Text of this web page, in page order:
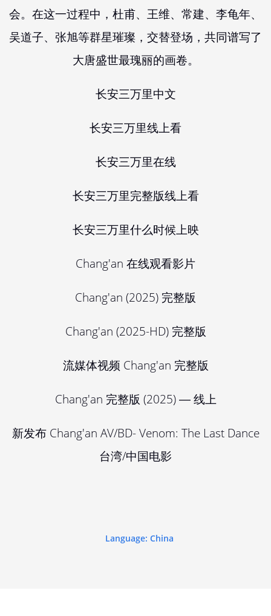
会。在这一过程中，杜甫、王维、常建、李龟年、
吴道子、张旭等群星璀璨，交替登场，共同谱写了
大唐盛世最瑰丽的画卷。
长安三万里中文
长安三万里线上看
长安三万里在线
长安三万里完整版线上看
长安三万里什么时候上映
Chang'an 在线观看影片
Chang'an (2025) 完整版
Chang'an (2025-HD) 完整版
流媒体视频 Chang'an 完整版
Chang'an 完整版 (2025) ― 线上
新发布 Chang'an AV/BD- Venom: The Last Dance
台湾/中国电影
Language: China